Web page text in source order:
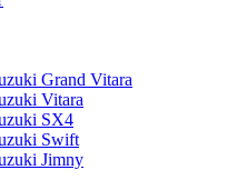
Grand Vitara
Vitara
SX4
Swift
Jimny